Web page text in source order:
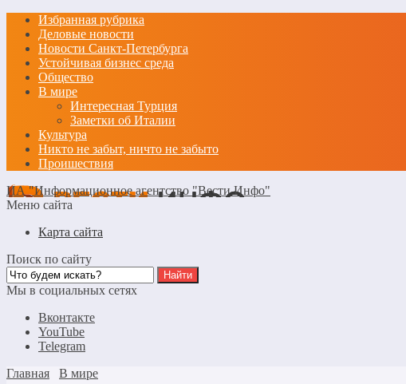
Избранная рубрика
Деловые новости
Новости Санкт-Петербурга
Устойчивая бизнес среда
Общество
В мире
Интересная Турция
Заметки об Италии
Культура
Никто не забыт, ничто не забыто
Проишествия
ИА "Информационное агентство "Вести Инфо"
Меню сайта
Карта сайта
Поиск по сайту
Мы в социальных сетях
Вконтакте
YouTube
Telegram
Главная
В мире